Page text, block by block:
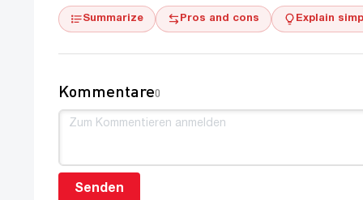
Summarize Pros and cons Explain
Kommentare0
Senden